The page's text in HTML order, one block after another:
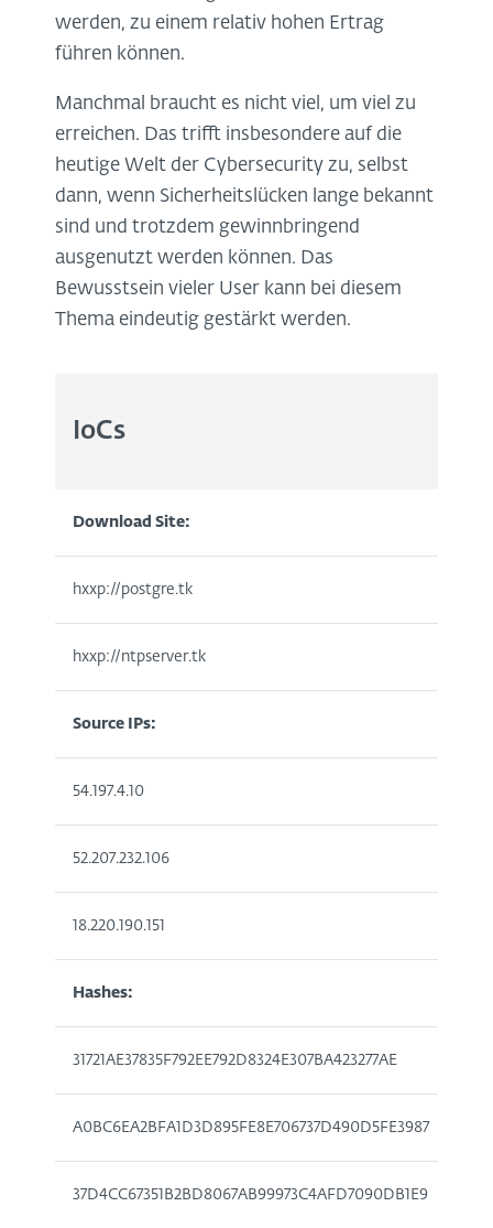
werden, zu einem relativ hohen Ertrag
führen können.
Manchmal braucht es nicht viel, um viel zu
erreichen. Das trifft insbesondere auf die
heutige Welt der Cybersecurity zu, selbst
dann, wenn Sicherheitslücken lange bekannt
sind und trotzdem gewinnbringend
ausgenutzt werden können. Das
Bewusstsein vieler User kann bei diesem
Thema eindeutig gestärkt werden.
IoCs
Download Site:
hxxp://postgre.tk
hxxp://ntpserver.tk
Source IPs:
54.197.4.10
52.207.232.106
18.220.190.151
Hashes:
31721AE37835F792EE792D8324E307BA423277AE
A0BC6EA2BFA1D3D895FE8E706737D490D5FE3987
37D4CC67351B2BD8067AB99973C4AFD7090DB1E9